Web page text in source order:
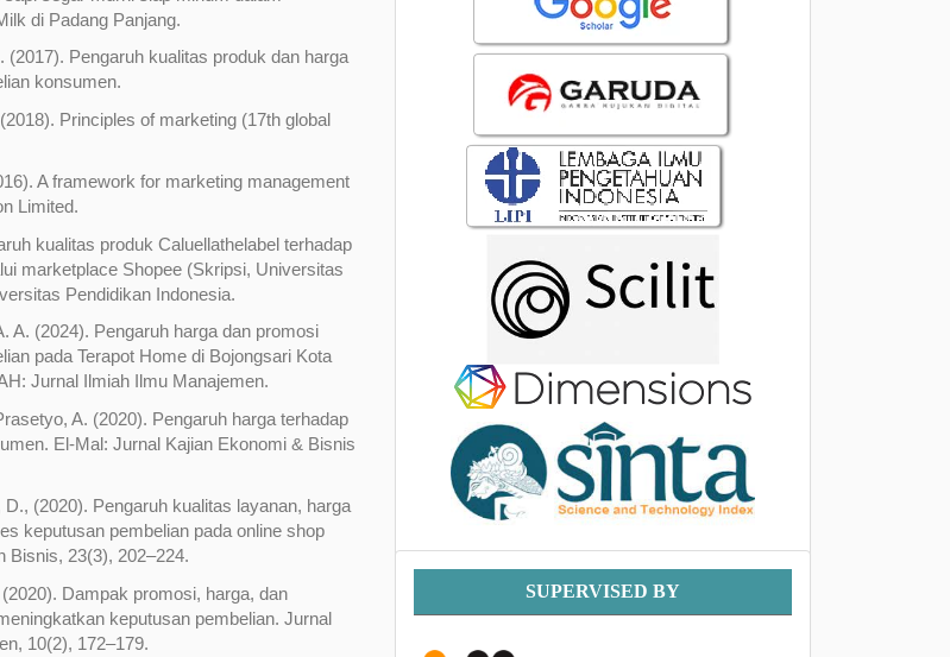
di Padang Panjang.
Pengaruh kualitas produk dan harga
konsumen.
Principles of marketing (17th global
A framework for marketing management
Limited.
kualitas produk Caluellathelabel terhadap
marketplace Shopee (Skripsi, Universitas
Pendidikan Indonesia.
A. (2024). Pengaruh harga dan promosi
pada Terapot Home di Bojongsari Kota
Jurnal Ilmiah Ilmu Manajemen.
A. (2020). Pengaruh harga terhadap
El-Mal: Jurnal Kajian Ekonomi & Bisnis
(2020). Pengaruh kualitas layanan, harga
keputusan pembelian pada online shop
Bisnis, 23(3), 202–224.
Dampak promosi, harga, dan
keputusan pembelian. Jurnal
10(2), 172–179.
Supervised
By
SUPERVISED BY